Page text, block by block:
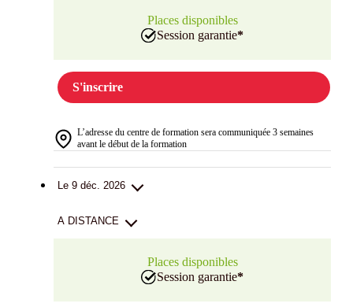
Places disponibles
Session garantie*
S'inscrire
L’adresse du centre de formation sera communiquée 3 semaines
avant le début de la formation
Le 9 déc. 2026
A DISTANCE
Places disponibles
Session garantie*